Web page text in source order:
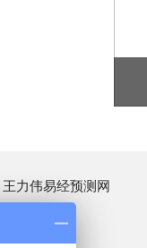
王力伟易经预测网